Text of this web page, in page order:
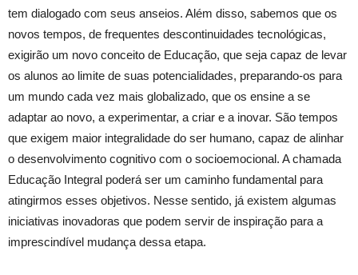
tem dialogado com seus anseios. Além disso, sabemos que os
novos tempos, de frequentes descontinuidades tecnológicas,
exigirão um novo conceito de Educação, que seja capaz de levar
os alunos ao limite de suas potencialidades, preparando-os para
um mundo cada vez mais globalizado, que os ensine a se
adaptar ao novo, a experimentar, a criar e a inovar. São tempos
que exigem maior integralidade do ser humano, capaz de alinhar
o desenvolvimento cognitivo com o socioemocional. A chamada
Educação Integral poderá ser um caminho fundamental para
atingirmos esses objetivos. Nesse sentido, já existem algumas
iniciativas inovadoras que podem servir de inspiração para a
imprescindível mudança dessa etapa.